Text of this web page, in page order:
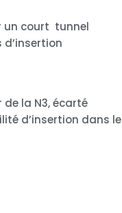
un court tunnel
la N3, écarté
d’insertion dans le